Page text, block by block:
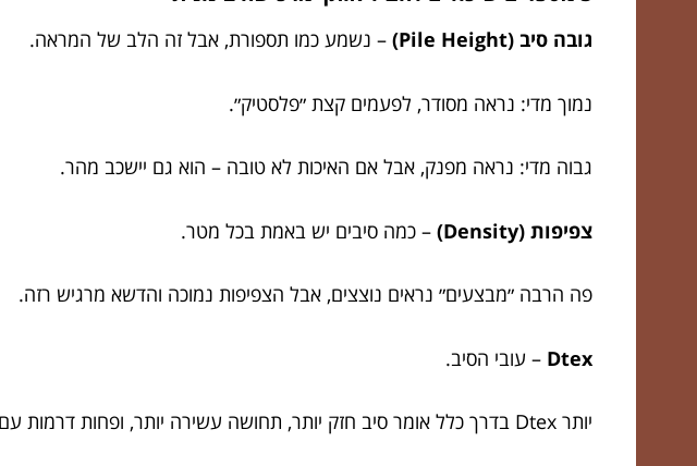
גובה סיב (Pile Height) – נשמע כמו תספורת, אבל זה הלב של המראה.
נמוך מדי: נראה מסודר, לפעמים קצת ״פלסטיק״.
גבוה מדי: נראה מפנק, אבל אם האיכות לא טובה – הוא גם יישכב מהר.
צפיפות (Density) – כמה סיבים יש באמת בכל מטר.
פה הרבה ״מבצעים״ נראים נוצצים, אבל הצפיפות נמוכה והדשא מרגיש רזה.
Dtex – עובי הסיב.
יותר Dtex בדרך כלל אומר סיב חזק יותר, תחושה עשירה יותר, ופחות דרמות עם שחיקה.